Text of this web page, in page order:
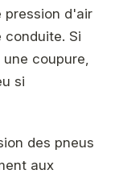
pression d'air
Si
coupure,
si
des pneus
aux